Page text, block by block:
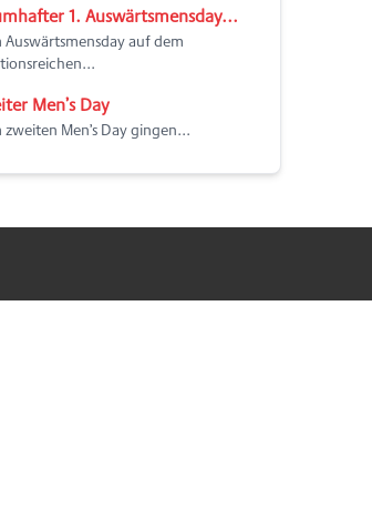
1. Auswärtsmensday...
Auswärtsmensday auf dem
Men’s Day
zweiten Men’s Day gingen...